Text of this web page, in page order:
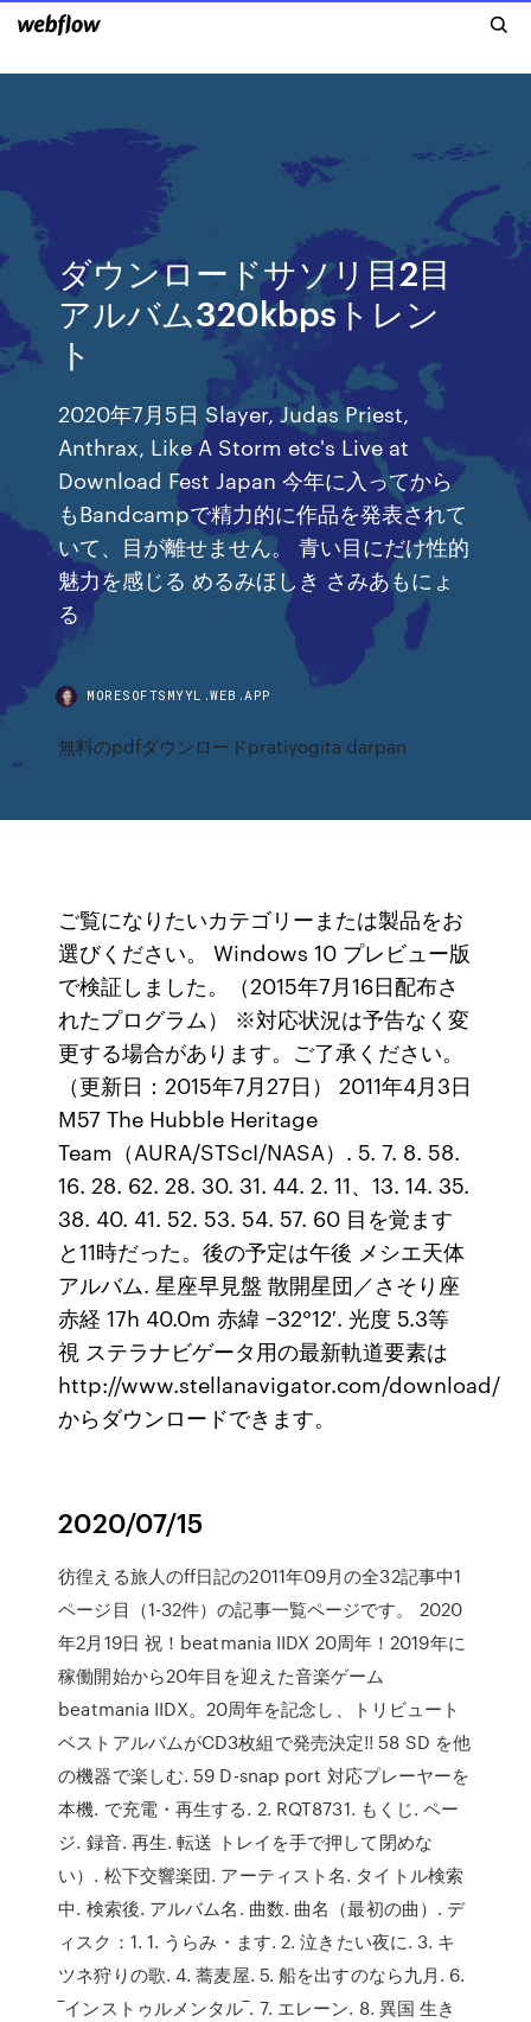
ダウンロードサソリ目2目
アルバム320kbpsトレン
ト
2020年7月5日 Slayer, Judas Priest,
Anthrax, Like A Storm etc's Live at
Download Fest Japan 今年に入ってから
もBandcampで精力的に作品を発表されて
いて、目が離せません。 青い目にだけ性的
魅力を感じる めるみほしき さみあもにょ
る
MORESOFTSMYYL.WEB.APP
無料のpdfダウンロードpratiyogita darpan
ご覧になりたいカテゴリーまたは製品をお
選びください。 Windows 10 プレビュー版
で検証しました。（2015年7月16日配布さ
れたプログラム） ※対応状況は予告なく変
更する場合があります。ご了承ください。
（更新日：2015年7月27日） 2011年4月3日
M57 The Hubble Heritage
Team（AURA/STScI/NASA）. 5. 7. 8. 58.
16. 28. 62. 28. 30. 31. 44. 2. 11、13. 14. 35.
38. 40. 41. 52. 53. 54. 57. 60 目を覚ます
と11時だった。後の予定は午後 メシエ天体
アルバム. 星座早見盤 散開星団／さそり座
赤経 17h 40.0m 赤緯 −32°12′. 光度 5.3等
視 ステラナビゲータ用の最新軌道要素は
http://www.stellanavigator.com/download/
からダウンロードできます。
2020/07/15
彷徨える旅人のff日記の2011年09月の全32記事中1
ページ目（1-32件）の記事一覧ページです。 2020
年2月19日 祝！beatmania IIDX 20周年！2019年に
稼働開始から20年目を迎えた音楽ゲーム
beatmania IIDX。20周年を記念し、トリビュート
ベストアルバムがCD3枚組で発売決定!! 58 SD を他
の機器で楽しむ. 59 D-snap port 対応プレーヤーを
本機. で充電・再生する. 2. RQT8731. もくじ. ペー
ジ. 録音. 再生. 転送 トレイを手で押して閉めな
い）. 松下交響楽団. アーティスト名. タイトル検索
中. 検索後. アルバム名. 曲数. 曲名（最初の曲）. デ
ィスク：1. 1. うらみ・ます. 2. 泣きたい夜に. 3. キ
ツネ狩りの歌. 4. 蕎麦屋. 5. 船を出すのなら九月. 6.
‾インストゥルメンタル‾. 7. エレーン. 8. 異国 生き